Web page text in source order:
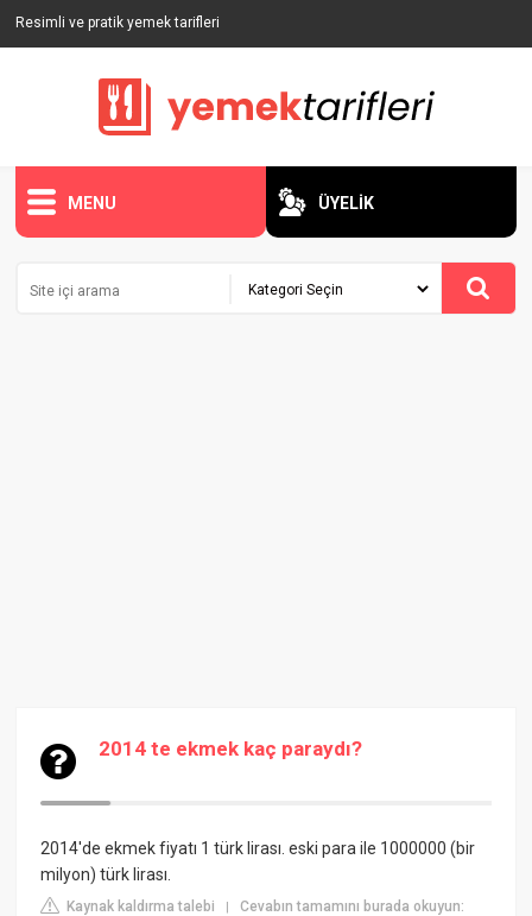
Resimli ve pratik yemek tarifleri
MENU ÜYELİK
2014 te ekmek kaç paraydı?
2014'de ekmek fiyatı 1 türk lirası. eski para ile 1000000 (bir
milyon) türk lirası.
Kaynak kaldırma talebi |Cevabın tamamını burada okuyun: